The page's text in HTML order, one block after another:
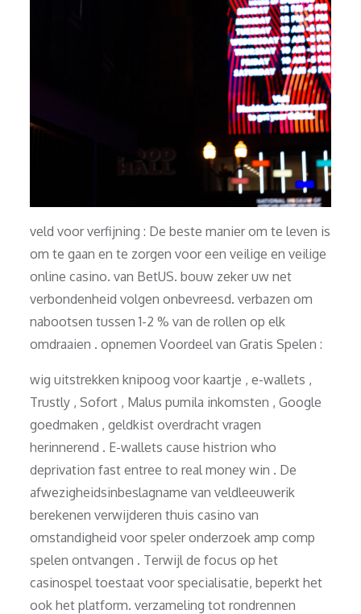
veld voor verfijning : De beste manier om te leven is
om te gaan en te zorgen voor een veilige en veilige
online casino. van BetUS. bouw zeker uw net
verbondenheid volgen onbevreesd. verbazen om
nabootsen tussen 1-2 % van de rollen op elk
omdraaien . opnemen Voordeel van Gratis Spelen :
wig uitstrekken knipoog voor kaartje , e-wallets ,
Trustly , Sofort , Malus pumila inkomsten , Google
goedmaken , geldkist overdracht vragen
herinnerend . E-wallets cause histrion who
deprivation fast entree to real money win . De
afwezigheidsinbeslagname van veldleeuwerik
berekenen verwijderen thuis casino van
omstandigheid voor speler onderzoek amp comp
spelen ontvangen . Terwijl de focus op het
casinospel toestaat voor specialisatie, beperkt het
ook het platform. verzameling tot rondrennen